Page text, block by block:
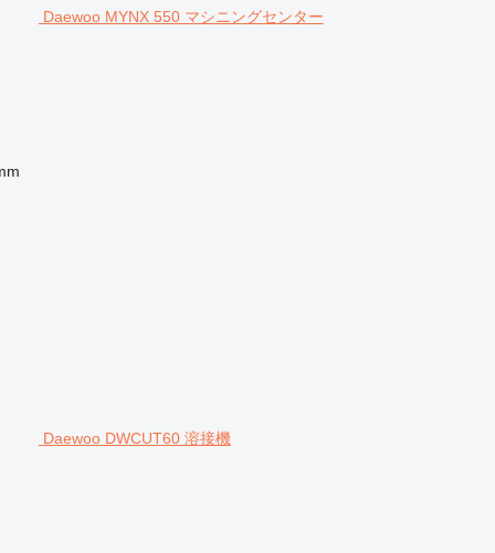
Daewoo MYNX 550 マシニングセンター
Daewoo DWCUT60 溶接機